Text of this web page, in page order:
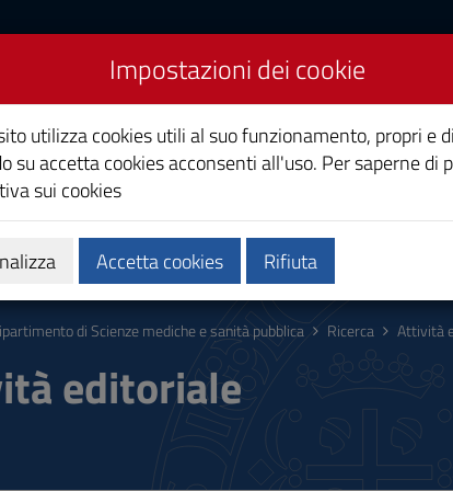
mediche e sanità
Persone
di Scienze mediche e sanità pubblica Ricerca Attività
editoriale
Impostazioni dei cookie
utilizza cookies utili al suo funzionamento, propri e
su accetta cookies acconsenti all'uso. Per saperne di
sui cookies
Accetta cookies Rifiuta